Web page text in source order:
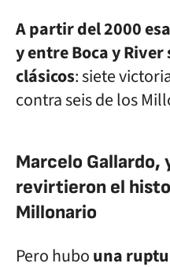
A partir del 2000
y entre Boca y
clásicos: siete
contra seis de los
Marcelo Gallardo,
revirtieron el
Millonario
Pero hubouna